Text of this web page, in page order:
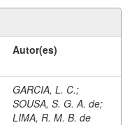
Autor(es)
GARCIA, L. C.;
SOUSA, S. G. A. de;
LIMA, R. M. B. de